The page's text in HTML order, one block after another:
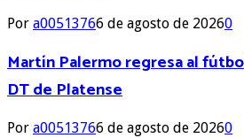
Por a00513766 de agosto de 20260
Martín Palermo regresa al
DT de Platense
Por a00513766 de agosto de 20260